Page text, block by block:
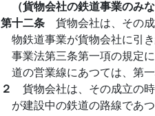
（貨物会社の鉄道事業のみ
第十二条 貨物会社は、その
物鉄道事業が貨物会社に引
事業法第三条第一項の規定
道の営業線にあつては、第
２ 貨物会社は、その成立の
が建設中の鉄道の路線であ